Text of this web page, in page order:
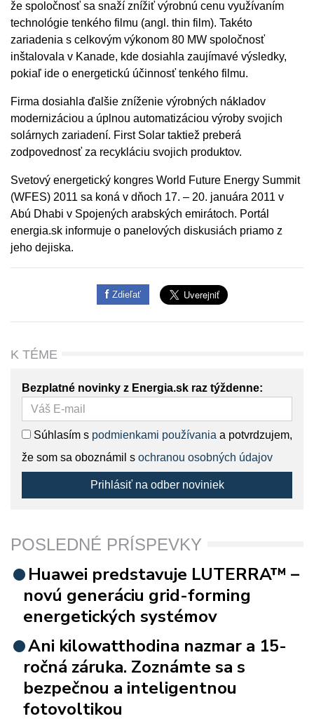
že spoločnosť sa snaží znížiť výrobnú cenu využívaním
technológie tenkého filmu (angl. thin film). Takéto
zariadenia s celkovým výkonom 80 MW spoločnosť
inštalovala v Kanade, kde dosiahla zaujímavé výsledky,
pokiaľ ide o energetickú účinnosť tenkého filmu.
Firma dosiahla ďalšie zníženie výrobných nákladov
modernizáciou a úplnou automatizáciou výroby svojich
solárnych zariadení. First Solar taktiež preberá
zodpovednosť za recykláciu svojich produktov.
Svetový energetický kongres World Future Energy Summit
(WFES) 2011 sa koná v dňoch 17. – 20. januára 2011 v
Abú Dhabi v Spojených arabských emirátoch. Portál
energia.sk informuje o panelových diskusiách priamo z
jeho dejiska.
Zdieľať
K TÉME
Bezplatné novinky z Energia.sk raz týždenne:
Súhlasím s podmienkami používania a potvrdzujem,
že som sa oboznámil s ochranou osobných údajov
Prihlásiť na odber noviniek
POSLEDNÉ PRÍSPEVKY
Huawei predstavuje LUTERRA™ –
novú generáciu grid-forming
energetických systémov
Ani kilowatthodina nazmar a 15-
ročná záruka. Zoznámte sa s
bezpečnou a inteligentnou
fotovoltikou